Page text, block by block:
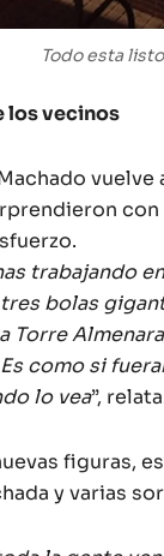
Todo esta
los vecinos
trabajando
bolas
Torre
como si
lo vea”,
figuras,
y varias